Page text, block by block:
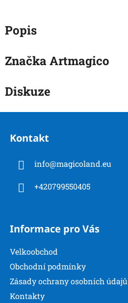
Popis
Značka Artmagico
Diskuze
Kontakt
info@magicoland.eu
+420799550405
Informace pro Vás
Velkoobchod
Obchodní podmínky
Zásady ochrany osobních údajů
Kontakty